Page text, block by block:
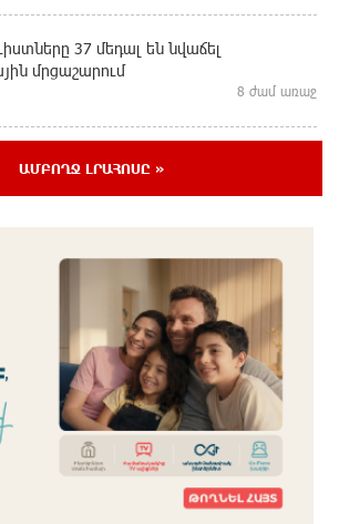
37 մեդալ են նվաճել
մրցաշարում
8 ժամ առաջ
մեծամասնությամբ ընդունել է
Բեյոնսեն ​​4 դատական հայց է
Թուրքիայում
9 ժամ առաջ
լճում իրականացվել են մաքրման
9 ժամ առաջ
Սիցիլիա կղզում ժայթքել է Էտնա
ԱՄԲՈՂՋ ԼՐԱՀՈՍԸ »